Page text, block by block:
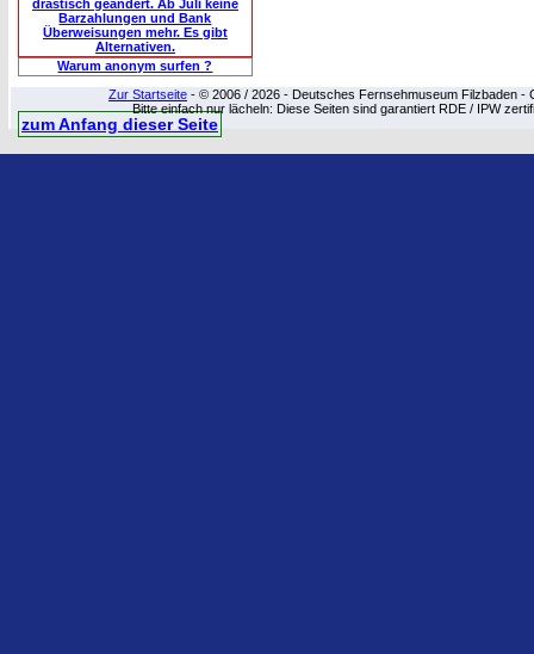
drastisch geändert. Ab Juli keine
Barzahlungen und Bank
Überweisungen mehr. Es gibt
Alternativen.
Warum anonym surfen ?
Zur Startseite - © 2006 / 2026 - Deutsches Fernsehmuseum Filzbaden -
Bitte einfach nur lächeln: Diese Seiten sind garantiert RDE / IPW
zum Anfang dieser Seite